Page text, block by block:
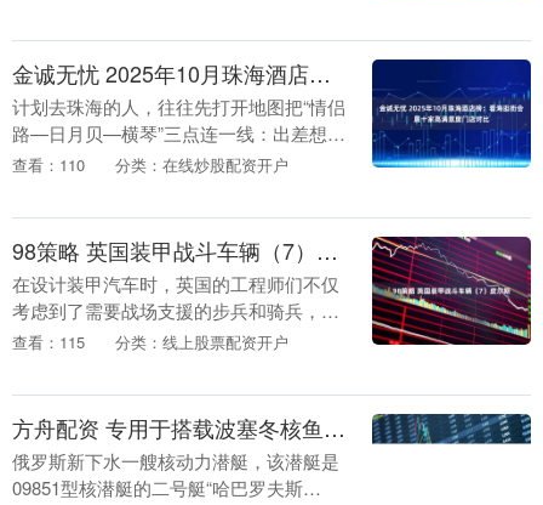
到泰国之前，....
金诚无忧 2025年10月珠海酒店榜：看海逛街会展十家高满意度门店对比
计划去珠海的人，往往先打开地图把“情侣
路—日月贝—横琴”三点连一线：出差想步
行到会展中心，亲子想十分钟到沙滩，情
过夜游客....
查看：110 分类：在线炒股配资开户
98策略 英国装甲战斗车辆（7）皮尔斯
在设计装甲汽车时，英国的工程师们不仅
考虑到了需要战场支援的步兵和骑兵，他
们也想到了一种新的威胁——敌方的航空
箭头防空装甲卡....
查看：115 分类：线上股票配资开户
方舟配资 专用于搭载波塞冬核鱼雷，俄下水新一艘核潜艇，是北风之神缩小版
俄罗斯新下水一艘核动力潜艇，该潜艇是
09851型核潜艇的二号艇“哈巴罗夫斯